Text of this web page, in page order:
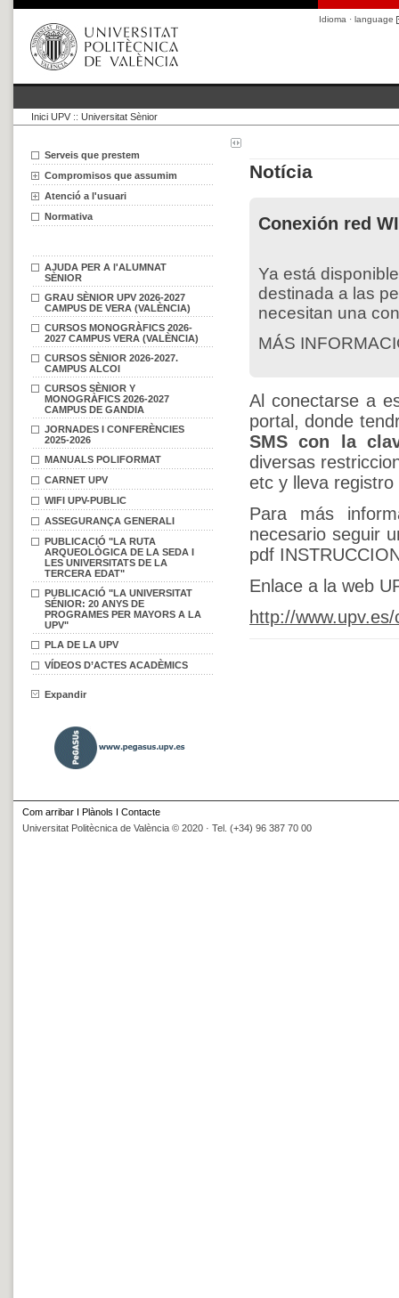
Idioma · language
Inici UPV :: Universitat Sènior
Serveis que prestem
Compromisos que assumim
Atenció a l'usuari
Normativa
AJUDA PER A l'ALUMNAT
SÈNIOR
GRAU SÈNIOR UPV 2026-2027
CAMPUS DE VERA (VALÈNCIA)
CURSOS MONOGRÀFICS 2026-
2027 CAMPUS VERA (VALÈNCIA)
CURSOS SÈNIOR 2026-2027.
CAMPUS ALCOI
CURSOS SÈNIOR Y
MONOGRÀFICS 2026-2027
CAMPUS DE GANDIA
JORNADES I CONFERÈNCIES
2025-2026
MANUALS POLIFORMAT
CARNET UPV
WIFI UPV-PUBLIC
ASSEGURANÇA GENERALI
PUBLICACIÓ "LA RUTA
ARQUEOLÒGICA DE LA SEDA I
LES UNIVERSITATS DE LA
TERCERA EDAT"
PUBLICACIÓ "LA UNIVERSITAT
SÉNIOR: 20 ANYS DE
PROGRAMES PER MAYORS A LA
UPV"
PLA DE LA UPV
VÍDEOS D’ACTES ACADÈMICS
Expandir
Notícia
Conexión red
Ya está
destinada a las
necesitan una
MÁS
Al conectarse a
portal, donde
SMS con la
diversas
etc y lleva
Para más
necesario seguir
pdf
Enlace a la web
http://
Com arribar I Plànols I Contacte
Universitat Politècnica de València © 2020 · Tel. (+34) 96 387 70 00